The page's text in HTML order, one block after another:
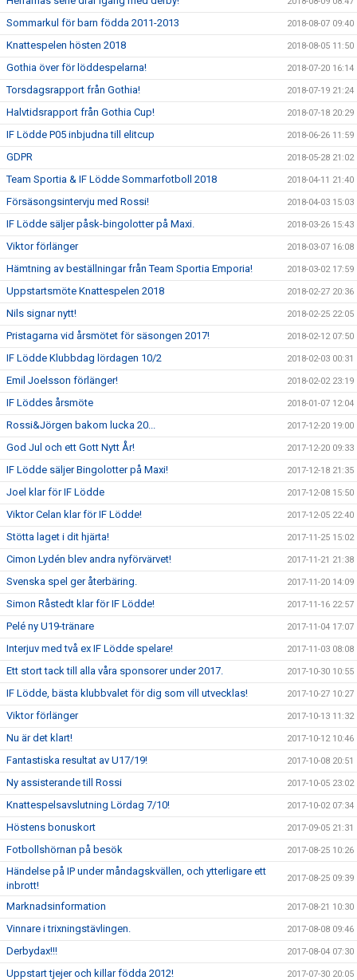
Sommarkul för barn födda 2011-2013 2018-08-07 09:40
Knattespelen hösten 2018 2018-08-05 11:50
Gothia över för löddespelarna! 2018-07-20 16:14
Torsdagsrapport från Gothia! 2018-07-19 21:24
Halvtidsrapport från Gothia Cup! 2018-07-18 20:29
IF Lödde P05 inbjudna till elitcup 2018-06-26 11:59
GDPR 2018-05-28 21:02
Team Sportia & IF Lödde Sommarfotboll 2018 2018-04-11 21:40
Försäsongsintervju med Rossi! 2018-04-03 15:03
IF Lödde säljer påsk-bingolotter på Maxi. 2018-03-26 15:43
Viktor förlänger 2018-03-07 16:08
Hämtning av beställningar från Team Sportia Emporia! 2018-03-02 17:59
Uppstartsmöte Knattespelen 2018 2018-02-27 20:36
Nils signar nytt! 2018-02-25 22:05
Pristagarna vid årsmötet för säsongen 2017! 2018-02-12 07:50
IF Lödde Klubbdag lördagen 10/2 2018-02-03 00:31
Emil Joelsson förlänger! 2018-02-02 23:19
IF Löddes årsmöte 2018-01-07 12:04
Rossi&Jörgen bakom lucka 20... 2017-12-20 19:00
God Jul och ett Gott Nytt År! 2017-12-20 09:33
IF Lödde säljer Bingolotter på Maxi! 2017-12-18 21:35
Joel klar för IF Lödde 2017-12-08 15:50
Viktor Celan klar för IF Lödde! 2017-12-05 22:40
Stötta laget i dit hjärta! 2017-11-25 15:02
Cimon Lydén blev andra nyförvärvet! 2017-11-21 21:38
Svenska spel ger återbäring. 2017-11-20 14:09
Simon Råstedt klar för IF Lödde! 2017-11-16 22:57
Pelé ny U19-tränare 2017-11-04 17:07
Interjuv med två ex IF Lödde spelare! 2017-11-03 08:08
Ett stort tack till alla våra sponsorer under 2017. 2017-10-30 10:55
IF Lödde, bästa klubbvalet för dig som vill utvecklas! 2017-10-27 10:27
Viktor förlänger 2017-10-13 11:32
Nu är det klart! 2017-10-12 10:46
Fantastiska resultat av U17/19! 2017-10-08 20:51
Ny assisterande till Rossi 2017-10-05 23:02
Knattespelsavslutning Lördag 7/10! 2017-10-02 07:34
Höstens bonuskort 2017-09-05 21:31
Fotbollshörnan på besök 2017-08-25 10:26
Händelse på IP under måndagskvällen, och ytterligare ett
inbrott!
2017-08-25 09:39
Marknadsinformation 2017-08-21 10:30
Vinnare i trixningstävlingen. 2017-08-08 09:46
Derbydax!!! 2017-08-04 07:30
Uppstart tjejer och killar födda 2012! 2017-07-30 20:05